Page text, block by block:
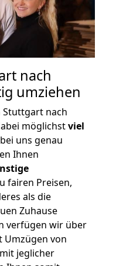
nach
umziehen
Stuttgart nach
möglichstviel
uns genau
Ihnen
fairen Preisen,
als die
Zuhause
verfügen wir über
von
jeglicher